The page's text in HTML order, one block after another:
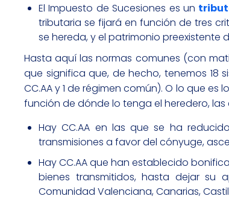
El Impuesto de Sucesiones es un
tributaria se fijará en función de tres
se hereda, y el patrimonio preexistente
Hasta aquí las normas comunes (con
que significa que, de hecho, tenemos 18
CC.AA y 1 de régimen común). O lo que
función de dónde lo tenga el heredero,
Hay CC.AA en las que se ha
transmisiones a favor del cónyuge,
Hay CC.AA que han establecido
bienes transmitidos, hasta dejar su
Comunidad Valenciana, Canarias,